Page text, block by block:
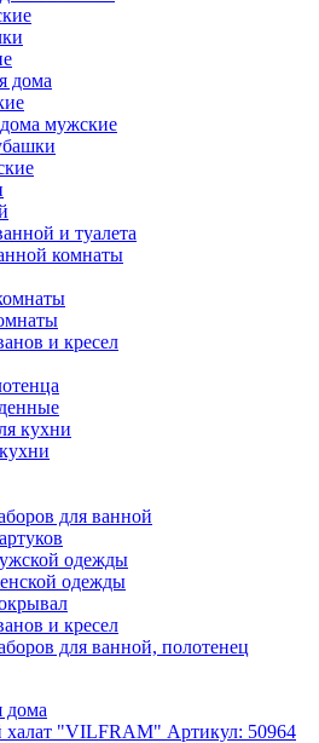
дома
мужские
и туалета
комнаты
и кресел
кухни
для ванной
одежды
одежды
и кресел
для ванной, полотенец
дома
"VILFRAM" Артикул: 50964